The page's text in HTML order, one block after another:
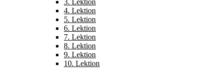
4. Lektion
5. Lektion
6. Lektion
7. Lektion
8. Lektion
9. Lektion
10. Lektion